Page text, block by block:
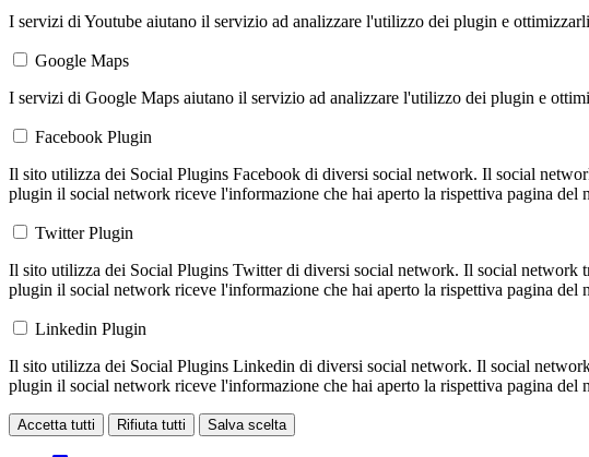
I servizi di Youtube aiutano il servizio ad analizzare l'utilizzo dei plugin e
Google Maps
I servizi di Google Maps aiutano il servizio ad analizzare l'utilizzo dei plugin e
Facebook Plugin
Il sito utilizza dei Social Plugins Facebook di diversi social network. Il social
plugin il social network riceve l'informazione che hai aperto la rispettiva pagina del
Twitter Plugin
Il sito utilizza dei Social Plugins Twitter di diversi social network. Il social network
plugin il social network riceve l'informazione che hai aperto la rispettiva pagina del
Linkedin Plugin
Il sito utilizza dei Social Plugins Linkedin di diversi social network. Il social
plugin il social network riceve l'informazione che hai aperto la rispettiva pagina del
Accetta tutti Rifiuta tutti Salva scelta